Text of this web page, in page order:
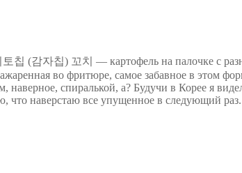
(감자칩) 꼬치 — картофель на палочке с
во фритюре, самое забавное в этом
наверное, спиралькой, а? Будучи в Корее я
что наверстаю все упущенное в следующий